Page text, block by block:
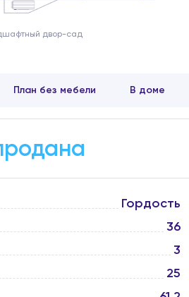
План без мебели В доме
двор-сад
Гордость
36
3
25